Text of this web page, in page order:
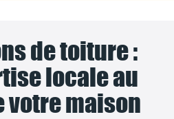
de toiture :
locale au
votre maison